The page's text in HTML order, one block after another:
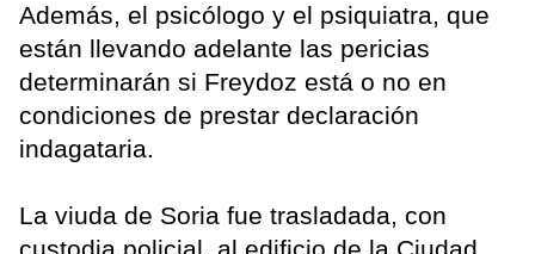
Además, el psicólogo y el psiquiatra, que
están llevando adelante las pericias
determinarán si Freydoz está o no en
condiciones de prestar declaración
indagataria.
La viuda de Soria fue trasladada, con